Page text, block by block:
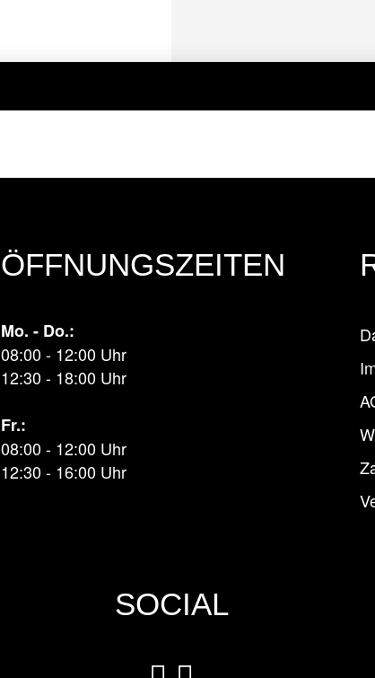
SOCIAL
ÖFFNUNGSZEITEN
Mo. - Do.:
08:00 - 12:00 Uhr
12:30 - 18:00 Uhr
Fr.:
08:00 - 12:00 Uhr
12:30 - 16:00 Uhr